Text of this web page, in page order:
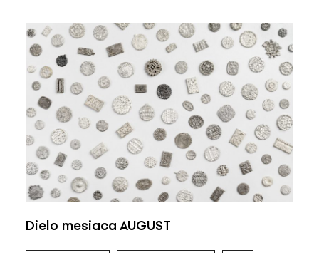
Dielo mesiaca AUGUST